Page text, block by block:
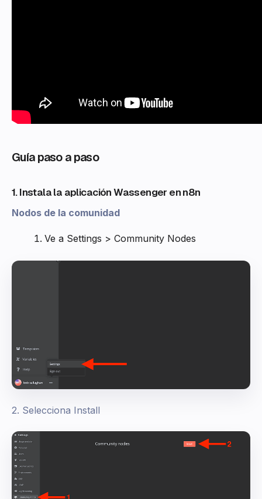
Guía paso a paso
1. Instala la aplicación Wassenger en n8n
Nodos de la comunidad
Ve a Settings > Community Nodes
2. Selecciona Install